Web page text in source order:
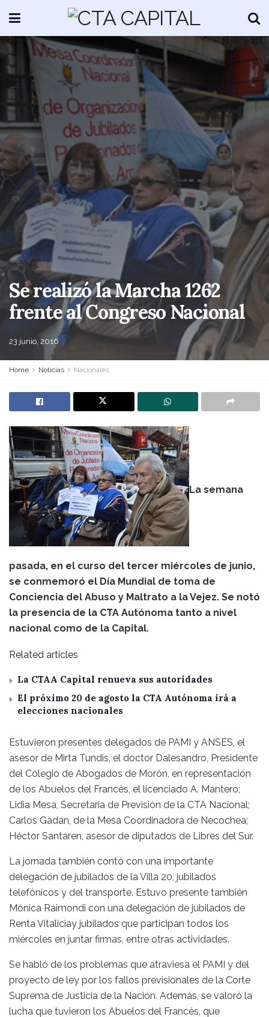
Se realizó la Marcha 1262
frente al Congreso Nacional
23 junio, 2016
Home Noticias Nacionales
La semana
pasada, en el curso del tercer miércoles de junio,
se conmemoró el Día Mundial de toma de
Conciencia del Abuso y Maltrato a la Vejez. Se notó
la presencia de la CTA Autónoma tanto a nivel
nacional como de la Capital.
Related articles
La CTAA Capital renueva sus autoridades
El próximo 20 de agosto la CTA Autónoma irá a
elecciones nacionales
Estuvieron presentes delegados de PAMI y ANSES, el
asesor de Mirta Tundis, el doctor Dalesandro, Presidente
del Colegio de Abogados de Morón, en representación
de los Abuelos del Francés, el licenciado A. Mantero;
Lidia Mesa, Secretaria de Previsión de la CTA Nacional;
Carlos Gadan, de la Mesa Coordinadora de Necochea;
Héctor Santaren, asesor de diputados de Libres del Sur.
La jornada también contó con una importante
delegación de jubilados de la Villa 20, jubilados
telefónicos y del transporte. Estuvo presente también
Mónica Raimondi con una delegación de jubilados de
Renta Vitaliciay jubilados que participan todos los
miércoles en juntar firmas, entre otras actividades.
Se habló de los problemas que atraviesa el PAMI y del
proyecto de ley por los fallos previsionales de la Corte
Suprema de Justicia de la Nación. Además, se valoró la
lucha que tuvieron los Abuelos del Francés, que